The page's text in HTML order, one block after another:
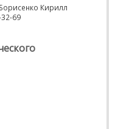
Кирилл
69